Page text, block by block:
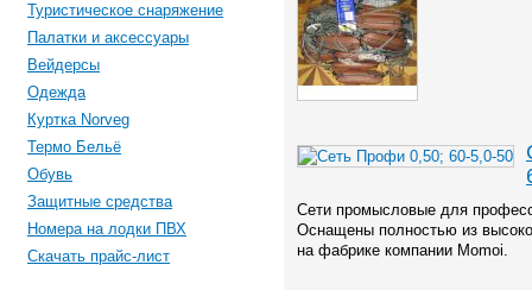
Туристическое снаряжение
Палатки и аксессуары
Вейдерсы
Одежда
Куртка Norveg
Термо Бельё
Обувь
Защитные средства
Номера на лодки ПВХ
Скачать прайс-лист
Сети промысловые для
Оснащены полностью из
на фабрике компании Momoi.